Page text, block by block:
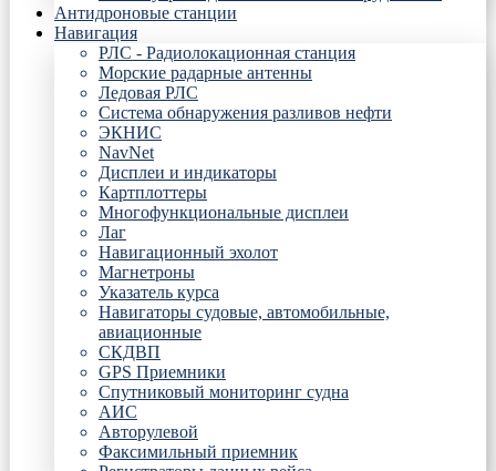
Антидроновые станции
Навигация
РЛС - Радиолокационная станция
Морские радарные антенны
Ледовая РЛС
Система обнаружения разливов нефти
ЭКНИС
NavNet
Дисплеи и индикаторы
Картплоттеры
Многофункциональные дисплеи
Лаг
Навигационный эхолот
Магнетроны
Указатель курса
Навигаторы судовые, автомобильные,
авиационные
СКДВП
GPS Приемники
Спутниковый мониторинг судна
АИС
Авторулевой
Факсимильный приемник